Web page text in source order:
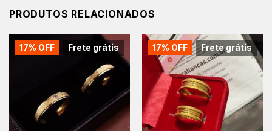
PRODUTOS RELACIONADOS
Frete grátis
17% OFF Frete grátis
17% OFF